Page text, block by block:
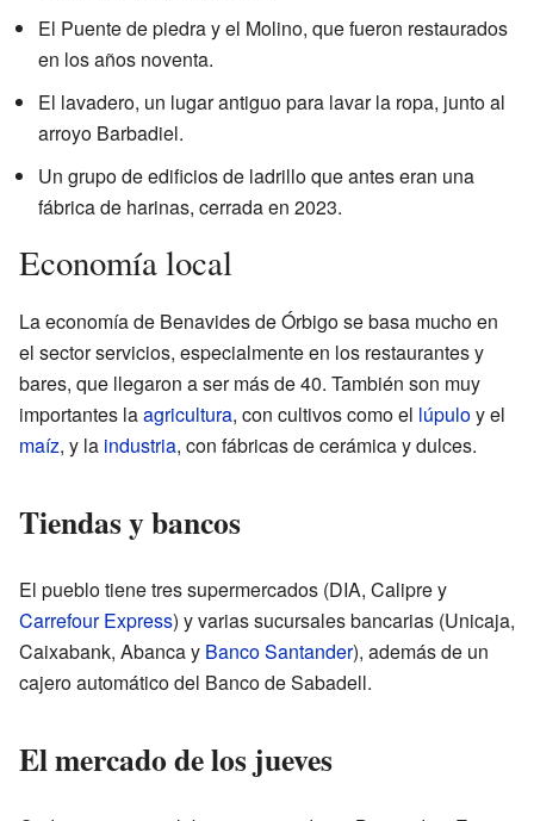
El Puente de piedra y el Molino, que fueron restaurados
en los años noventa.
El lavadero, un lugar antiguo para lavar la ropa, junto al
arroyo Barbadiel.
Un grupo de edificios de ladrillo que antes eran una
fábrica de harinas, cerrada en 2023.
Economía local
La economía de Benavides de Órbigo se basa mucho en
el sector servicios, especialmente en los restaurantes y
bares, que llegaron a ser más de 40. También son muy
importantes laagricultura, con cultivos como el lúpuloy el
maíz, y la industria, con fábricas de cerámica y dulces.
Tiendas y bancos
El pueblo tiene tres supermercados (DIA, Calipre y
Carrefour Express) y varias sucursales bancarias (Unicaja,
Caixabank, Abanca y Banco Santander), además de un
cajero automático del Banco de Sabadell.
El mercado de los jueves